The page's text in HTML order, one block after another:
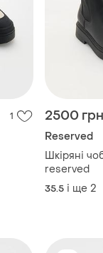
1 2500 грн
Reserved
Шкіряні
reserved
35.5 і ще 2